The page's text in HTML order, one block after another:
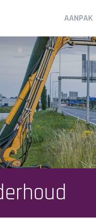
AANPAK